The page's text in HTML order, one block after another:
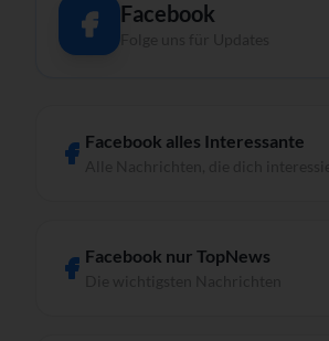
Facebook
Facebook alles Interessante
Facebook nur TopNews